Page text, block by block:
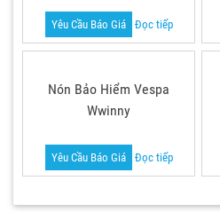
Yêu Cầu Báo Giá Đọc tiếp
Nón Bảo Hiểm Vespa
Wwinny
Yêu Cầu Báo Giá Đọc tiếp